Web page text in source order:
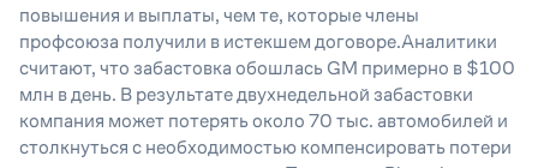
повышения и выплаты, чем те, которые члены
профсоюза получили в истекшем договоре.Аналитики
считают, что забастовка обошлась GM примерно в $100
млн в день. В результате двухнедельной забастовки
компания может потерять около 70 тыс. автомобилей и
столкнуться с необходимостью компенсировать потери